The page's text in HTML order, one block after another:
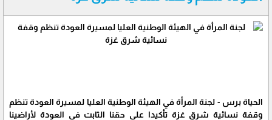
الحياة برس - لجنة المرأة في الهيئة الوطنية العليا لمسيرة العودة تنظم
وقفة نسائية شرق غزة تأكيدا على حقنا الثابت في العودة لأراضينا